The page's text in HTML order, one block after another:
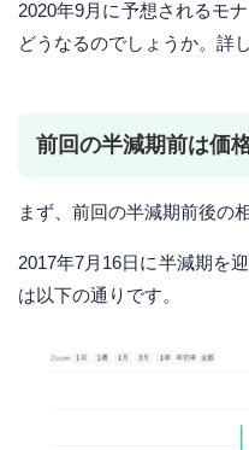
2020年9月に予想されるモ
どうなるのでしょうか。詳
前回の半減期前は価
まず、前回の半減期前後の
2017年7月16日に半減期を
は以下の通りです。